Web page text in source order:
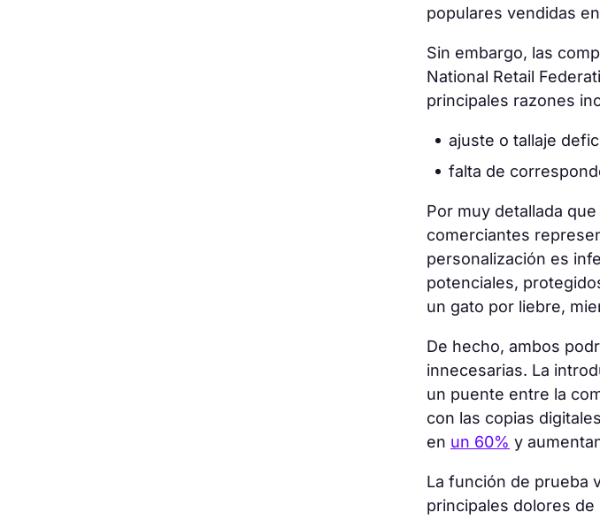
populares vendidas
Sin embargo, las
National Retail
principales razones
ajuste o tallaje
falta de
Por muy detallada
comerciantes
personalización es
potenciales,
un gato por liebre,
De hecho, ambos
innecesarias. La
un puente entre la
con las copias
en un 60% y
La función de prueba
principales dolores